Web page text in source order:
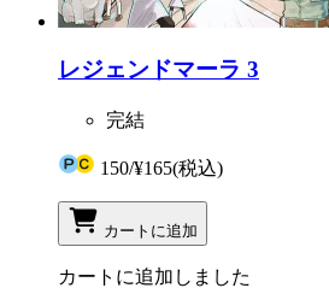
レジェンドマーラ 3
完結
150/¥165(税込)
カートに追加
カートに追加しました